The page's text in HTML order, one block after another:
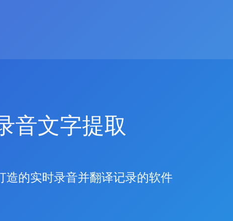
音文字提取
造的实时录音并翻译记录的软件